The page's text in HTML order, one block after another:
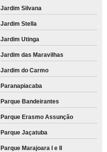
Jardim Silvana
Jardim Stella
Jardim Utinga
Jardim das Maravilhas
Jardim do Carmo
Paranapiacaba
Parque Bandeirantes
Parque Erasmo Assunção
Parque Jaçatuba
Parque Marajoara I e II